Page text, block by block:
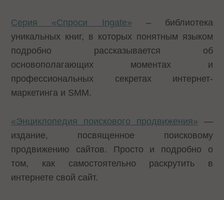
Серия «Спроси Ingate» – библиотека
уникальных книг, в которых понятным языком
подробно рассказывается об
основополагающих моментах и
профессиональных секретах интернет-
маркетинга и SMM.
«Энциклопедия поискового продвижения» —
издание, посвященное поисковому
продвижению сайтов. Просто и подробно о
том, как самостоятельно раскрутить в
интернете свой сайт.